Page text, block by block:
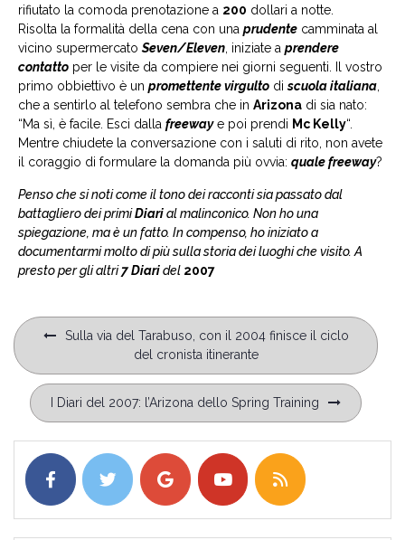
rifiutato la comoda prenotazione a 200 dollari a notte.
Risolta la formalità della cena con una prudente camminata al
vicino supermercatoSeven/Eleven , iniziate a prendere
contatto per le visite da compiere nei giorni seguenti. Il vostro
primo obbiettivo è un promettente virgulto discuola italiana
che a sentirlo al telefono sembra che in Arizona di sia nato:
“Ma sì, è facile. Esci dalla freewaye poi prendi Mc Kelly“.
Mentre chiudete la conversazione con i saluti di rito, non avete
il coraggio di formulare la domanda più ovvia: quale freeway?
Penso che si noti come il tono dei racconti sia passato dal
battagliero dei primiDiarial malinconico. Non ho una
spiegazione, ma è un fatto. In compenso, ho iniziato a
documentarmi molto di più sulla storia dei luoghi che visito. A
presto per gli altri7 Diaridel 2007
Navigazione
articoli
Sulla via del Tarabuso, con il 2004 finisce il ciclo
del cronista itinerante
I Diari del 2007: l’Arizona dello Spring Training